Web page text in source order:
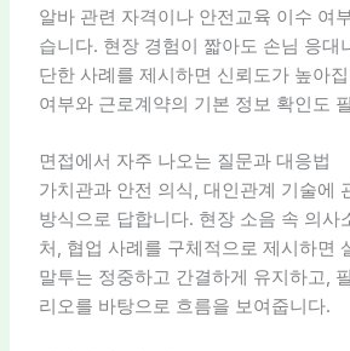
알바 관련 자격이나 안전교육 이수 여
습니다. 현장 경험이 짧아도 손님 응대
단한 사례를 제시하면 신뢰도가 높아
여부와 근로계약의 기본 정보 확인도
면접에서 자주 나오는 질문과 대응법
가치관과 안전 의식, 대인관계 기술에
방식으로 답합니다. 현장 소음 속 의사
처, 협업 사례를 구체적으로 제시하면
말투는 정중하고 간결하게 유지하고,
리오를 바탕으로 흐름을 보여줍니다.